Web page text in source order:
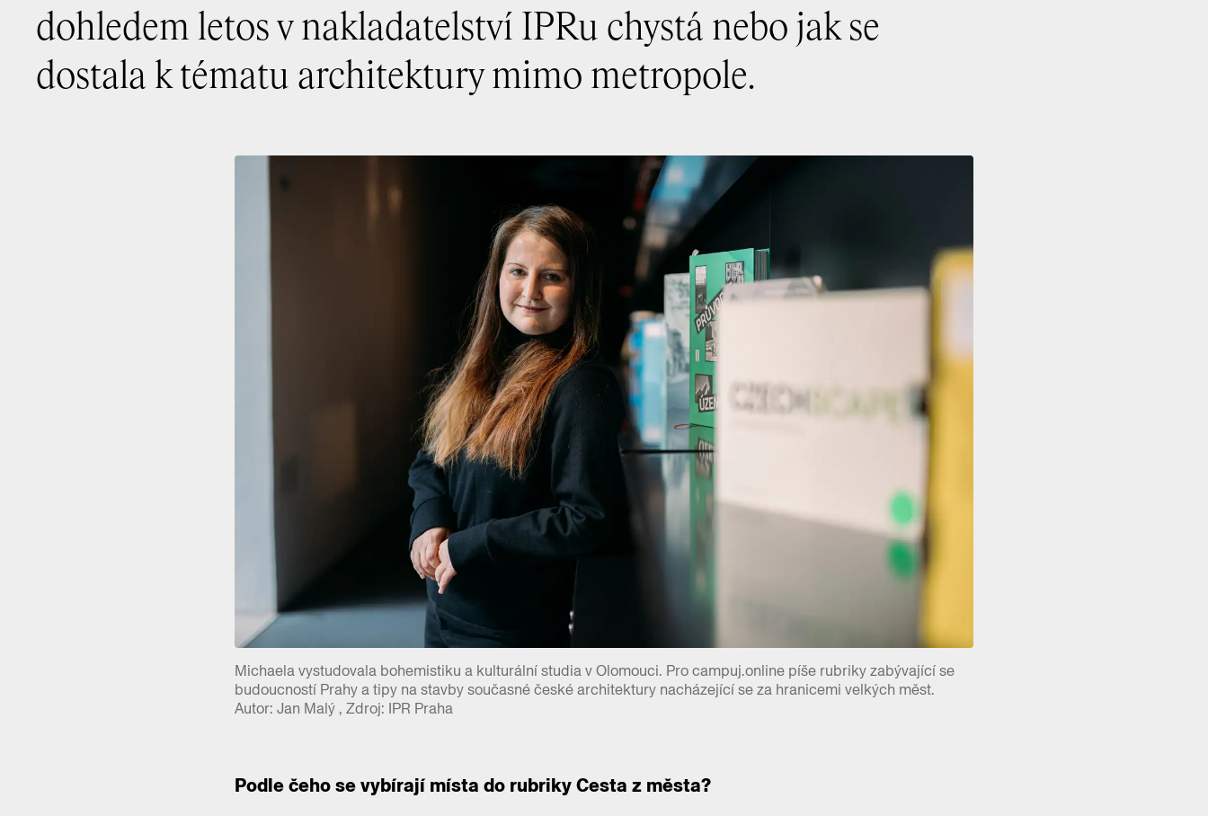
dohledem letos v nakladatelství IPRu chystá nebo jak se
dostala k tématu architektury mimo metropole.
Michaela vystudovala bohemistiku a kulturální studia v Olomouci. Pro campuj.online píše rubriky zabývající se
budoucností Prahy a tipy na stavby současné české architektury nacházející se za hranicemi velkých měst.
Autor: Jan Malý , Zdroj: IPR Praha
Podle čeho se vybírají místa do rubriky Cesta z města?